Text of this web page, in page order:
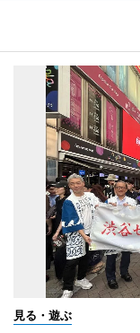
見る・遊ぶ